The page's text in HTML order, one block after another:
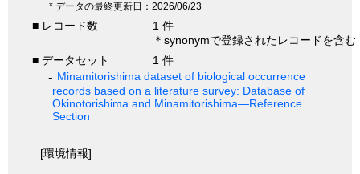
* データの最終更新日：2026/06/23
■ レコード数
1 件
＊synonymで登録されたレコードを含む
■ データセット
1 件
Minamitorishima dataset of biological occurrence
records based on a literature survey: Database of
Okinotorishima and Minamitorishima—Reference
Section
[環境情報]